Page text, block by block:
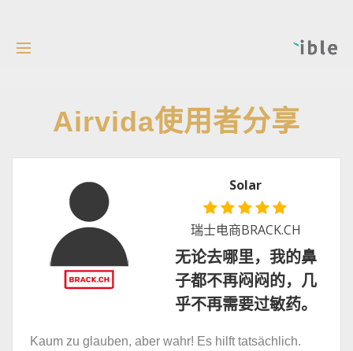
Airvida使用者分享
Solar
瑞士电商BRACK.CH
无论去哪里，我的鼻
子都不再闷闷的，几
乎不再需要过敏药。
Kaum zu glauben, aber wahr! Es hilft tatsächlich.